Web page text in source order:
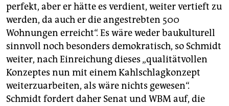
perfekt, aber er hätte es verdient, weiter vertieft zu
werden, da auch er die angestrebten 500
Wohnungen erreicht“. Es wäre weder baukulturell
sinnvoll noch besonders demokratisch, so Schmidt
weiter, nach Einreichung dieses „qualitätvollen
Konzeptes nun mit einem Kahlschlagkonzept
weiterzuarbeiten, als wäre nichts gewesen“.
Schmidt fordert daher Senat und WBM auf, die